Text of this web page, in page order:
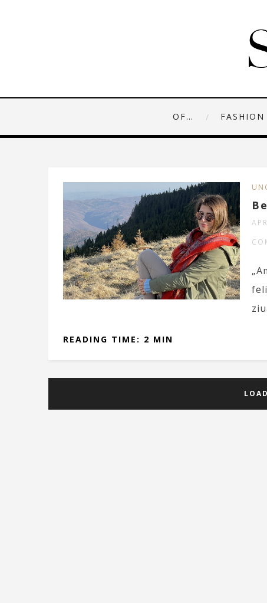
OF… FASHION
READING TIME: 2 MIN